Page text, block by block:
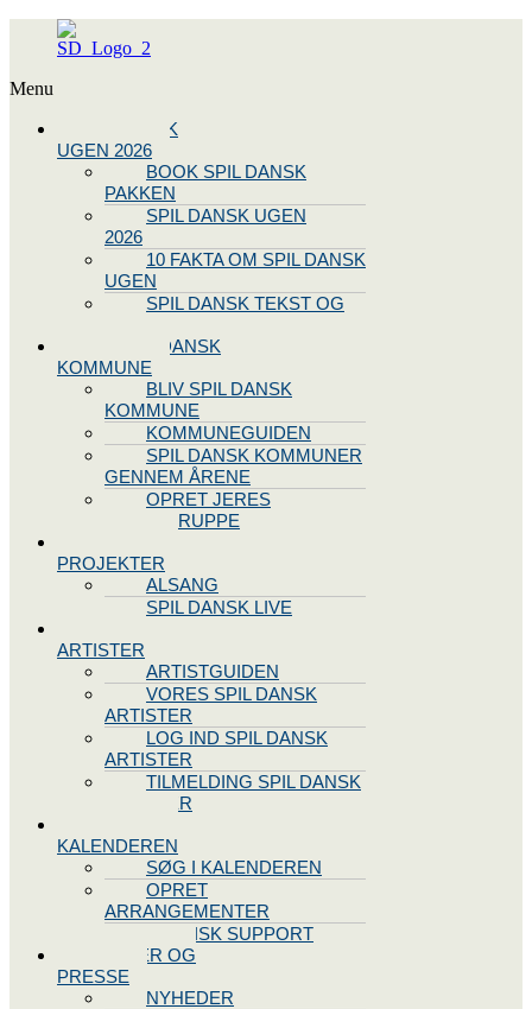
Menu
SPIL DANSK
UGEN 2026
BOOK SPIL DANSK
PAKKEN
SPIL DANSK UGEN
2026
10 FAKTA OM SPIL DANSK
UGEN
SPIL DANSK TEKST OG
BLIV SPIL DANSK
KOMMUNE
BLIV SPIL DANSK
KOMMUNE
KOMMUNEGUIDEN
SPIL DANSK KOMMUNER
GENNEM ÅRENE
OPRET JERES
STYREGRUPPE
PROJEKTER
ALSANG
SPIL DANSK LIVE
ARTISTER
ARTISTGUIDEN
VORES SPIL DANSK
ARTISTER
LOG IND SPIL DANSK
ARTISTER
TILMELDING SPIL DANSK
ARTISTER
KALENDEREN
SØG I KALENDEREN
OPRET
ARRANGEMENTER
TEKNISK SUPPORT
NYHEDER OG
PRESSE
NYHEDER